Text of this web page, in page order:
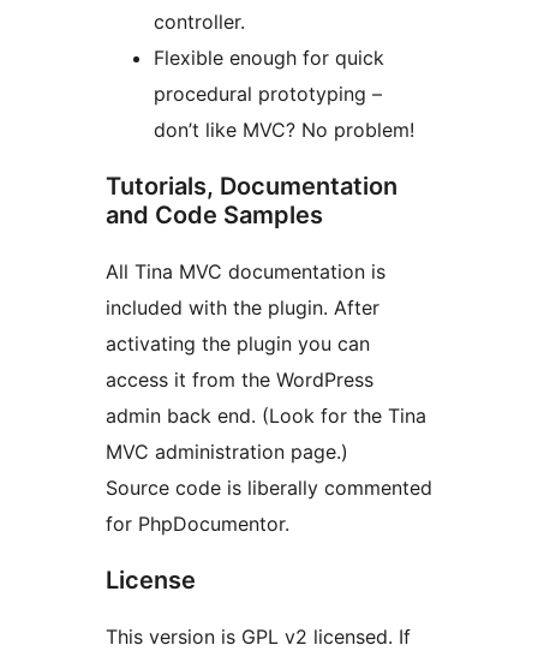
controller.
Flexible enough for quick
procedural prototyping –
don’t like MVC? No problem!
Tutorials, Documentation
and Code Samples
All Tina MVC documentation is
included with the plugin. After
activating the plugin you can
access it from the WordPress
admin back end. (Look for the Tina
MVC administration page.)
Source code is liberally commented
for PhpDocumentor.
License
This version is GPL v2 licensed. If